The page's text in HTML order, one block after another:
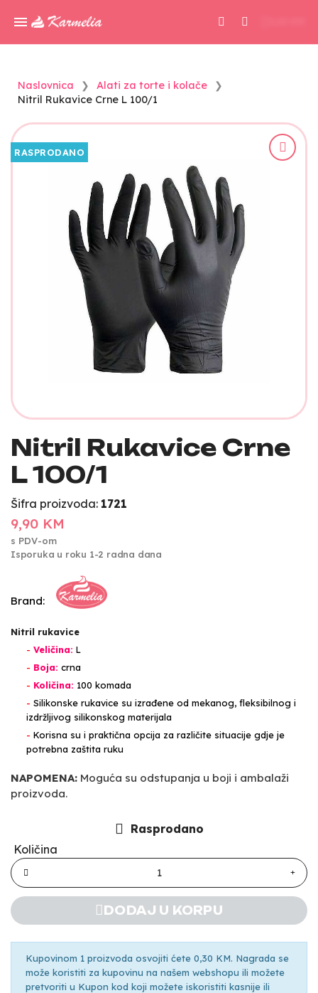
Naslovnica
Alati za torte i kolače
Nitril Rukavice Crne L 100/1
RASPRODANO
Nitril Rukavice Crne
L 100/1
Šifra proizvoda: 1721
9,90 KM
s PDV-om
Isporuka u roku 1-2 radna dana
Brand:
Nitril rukavice
- Veličina: L
- Boja: crna
- Količina: 100 komada
- Silikonske rukavice su izrađene od mekanog, fleksibilnog i
izdržljivog silikonskog materijala
- Korisna su i praktična opcija za različite situacije gdje je
potrebna zaštita ruku
NAPOMENA: Moguća su odstupanja u boji i ambalaži
proizvoda.
Rasprodano
Količina
DODAJ U KORPU
Kupovinom 1 proizvoda osvojiti ćete 0,30 KM. Nagrada se
može koristiti za kupovinu na našem webshopu ili možete
pretvoriti u Kupon kod koji možete iskoristiti kasnije ili